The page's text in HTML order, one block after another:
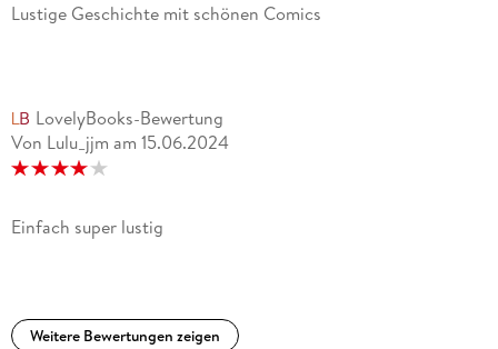
Lustige Geschichte mit schönen Comics
LovelyBooks-Bewertung
Von Lulu_jjm am 15.06.2024
Einfach super lustig
Weitere Bewertungen zeigen